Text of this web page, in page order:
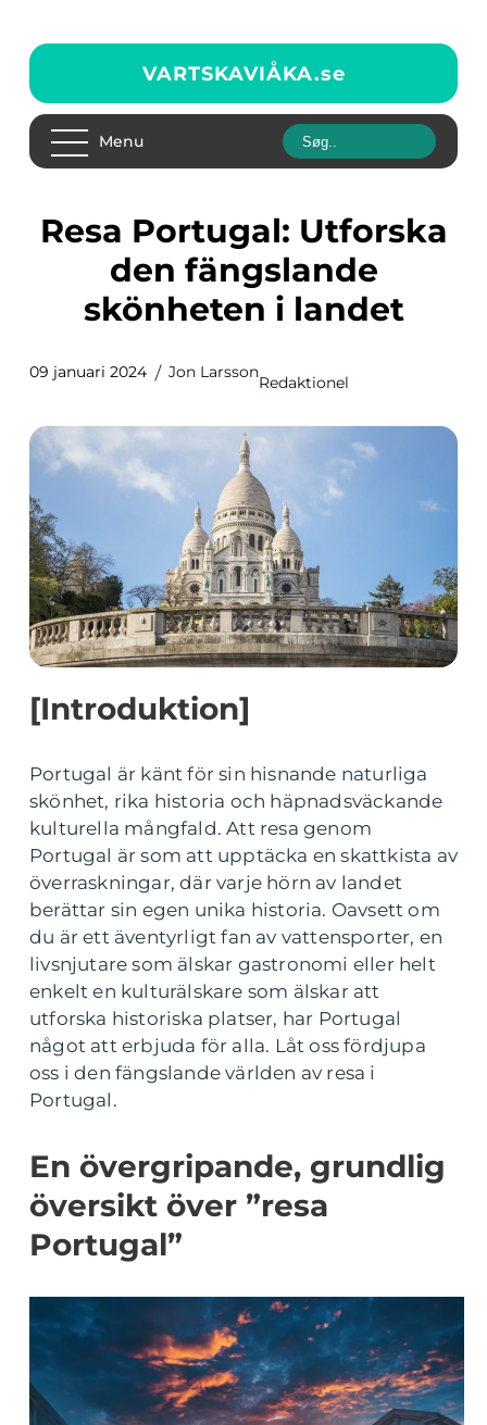
VARTSKAVIÅKA.se
Menu
Resa Portugal: Utforska
den fängslande
skönheten i landet
09 januari 2024 Jon Larsson
Redaktionel
[Introduktion]
Portugal är känt för sin hisnande naturliga
skönhet, rika historia och häpnadsväckande
kulturella mångfald. Att resa genom
Portugal är som att upptäcka en skattkista av
överraskningar, där varje hörn av landet
berättar sin egen unika historia. Oavsett om
du är ett äventyrligt fan av vattensporter, en
livsnjutare som älskar gastronomi eller helt
enkelt en kulturälskare som älskar att
utforska historiska platser, har Portugal
något att erbjuda för alla. Låt oss fördjupa
oss i den fängslande världen av resa i
Portugal.
En övergripande, grundlig
översikt över ”resa
Portugal”